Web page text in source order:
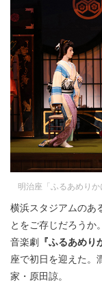
明治座「ふるあめり
横浜スタジアムのあ
とをご存じだろうか
音楽劇 『ふるあめ
座で初日を迎えた。
家・原田諒。